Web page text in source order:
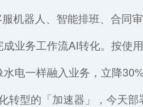
机器人、智能排班、合同
业务工作流AI转化。按使
电一样融入业务，立降
型的「加速器」，今天部